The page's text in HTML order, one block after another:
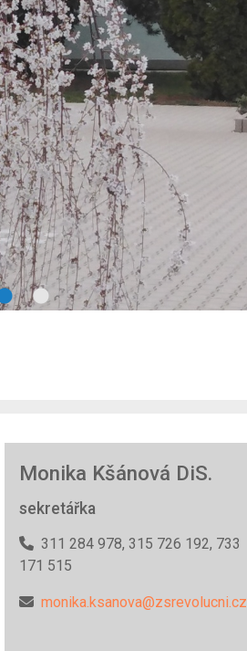
Monika Kšánová DiS.
sekretářka
311 284 978, 315 726 192, 733
171 515
monika.ksanova@zsrevolucni.cz